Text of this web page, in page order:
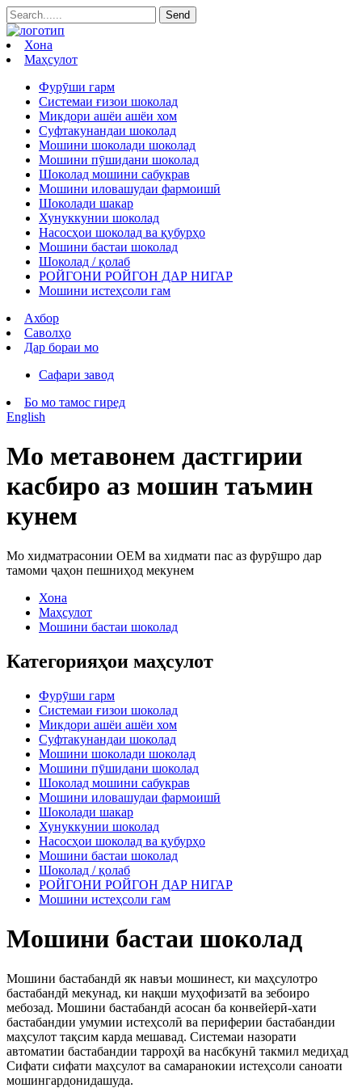
Хона
Маҳсулот
Фурӯши гарм
Системаи ғизои шоколад
Микдори ашёи ашёи хом
Суфтакунандаи шоколад
Мошини шоколади шоколад
Мошини пӯшидани шоколад
Шоколад мошини сабукрав
Мошини иловашудаи фармоишӣ
Шоколади шакар
Хунуккунии шоколад
Насосҳои шоколад ва қубурҳо
Мошини бастаи шоколад
Шоколад / қолаб
РОЙГОНИ РОЙГОН ДАР НИГАР
Мошини истеҳсоли гам
Ахбор
Саволҳо
Дар бораи мо
Сафари завод
Бо мо тамос гиред
English
Мо метавонем дастгирии
касбиро аз мошин таъмин
кунем
Мо хидматрасонии OEM ва хидмати пас аз фурӯшро дар
тамоми ҷаҳон пешниҳод мекунем
Хона
Маҳсулот
Мошини бастаи шоколад
Категорияҳои маҳсулот
Фурӯши гарм
Системаи ғизои шоколад
Микдори ашёи ашёи хом
Суфтакунандаи шоколад
Мошини шоколади шоколад
Мошини пӯшидани шоколад
Шоколад мошини сабукрав
Мошини иловашудаи фармоишӣ
Шоколади шакар
Хунуккунии шоколад
Насосҳои шоколад ва қубурҳо
Мошини бастаи шоколад
Шоколад / қолаб
РОЙГОНИ РОЙГОН ДАР НИГАР
Мошини истеҳсоли гам
Мошини бастаи шоколад
Мошини бастабандӣ як навъи мошинест, ки маҳсулотро
бастабандӣ мекунад, ки нақши муҳофизатӣ ва зебоиро
мебозад. Мошини бастабандӣ асосан ба конвейерӣ-хати
бастабандии умумии истеҳсолӣ ва периферии бастабандии
маҳсулот тақсим карда мешавад. Системаи назорати
автоматии бастабандии тарроҳӣ ва насбкунӣ такмил медиҳад
Сифати сифати маҳсулот ва самаранокии истеҳсоли саноати
мошингардонидашуда.